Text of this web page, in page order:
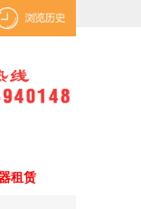
租赁